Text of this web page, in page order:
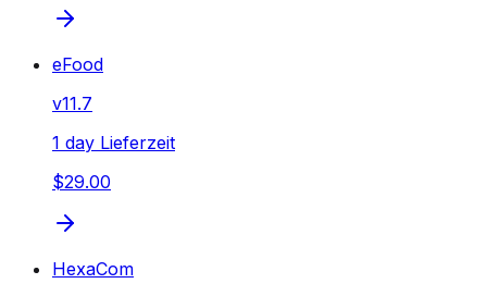
eFood
v11.7
1 day Lieferzeit
$29.00
HexaCom